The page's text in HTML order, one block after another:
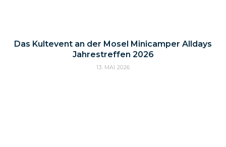
Das Kultevent an der Mosel Minicamper Alldays
Jahrestreffen 2026
13. MAI 2026